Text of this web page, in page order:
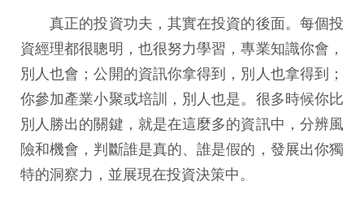
真正的投資功夫，其實在投資的後面。每個投
資經理都很聰明，也很努力學習，專業知識你會，
別人也會；公開的資訊你拿得到，別人也拿得到；
你參加產業小聚或培訓，別人也是。很多時候你比
別人勝出的關鍵，就是在這麼多的資訊中，分辨風
險和機會，判斷誰是真的、誰是假的，發展出你獨
特的洞察力，並展現在投資決策中。